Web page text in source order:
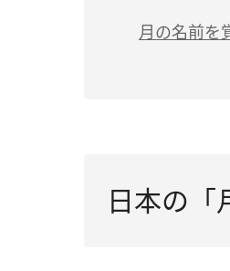
月の名前を
日本の「